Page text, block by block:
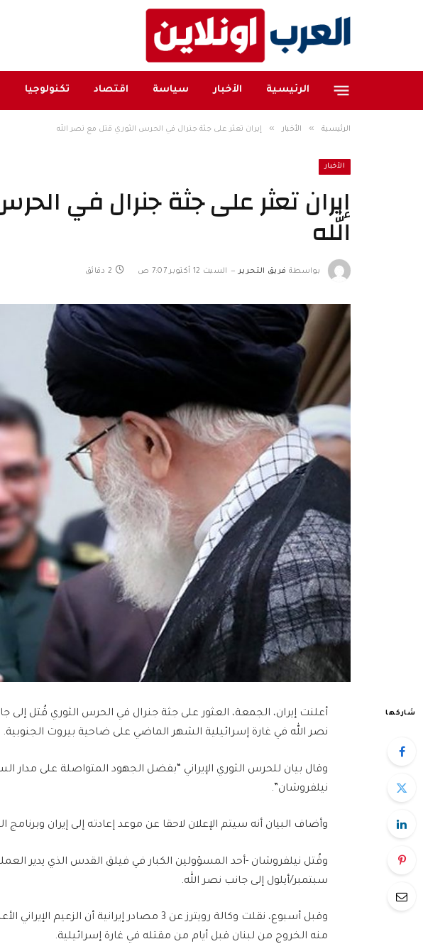
الرئيسية الأخبار سياسة اقتصاد تكنولوجيا
الرئيسية » الأخبار » إيران تعثر على جثة جنرال في الحرس الثوري قُتل مع نصر الله
الأخبار
إيران تعثر على جثة جنرال في
الله
بواسطة فريق التحرير السبت 12 أكتوبر 7:07 ص 2 دقائق
شاركها
أعلنت إيران، الجمعة، العثور على جثة جنرال في الحرس الثوري قُتل إلى
نصر الله في غارة إسرائيلية الشهر الماضي على ضاحية بيروت الجنوبية.
وقال بيان للحرس الثوري الإيراني “بفضل الجهود المتواصلة على مدار
نيلفروشان”.
وأضاف البيان أنه سيتم الإعلان لاحقا عن موعد إعادته إلى إيران وبرنامج
سبتمبر/أيلول إلى جانب نصر الله.
وقبل أسبوع، نقلت وكالة رويترز عن 3 مصادر
منه الخروج من لبنان قبل أيام من مقتله في غارة إسرائيلية.